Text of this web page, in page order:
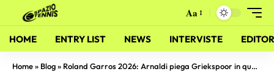
Aa
HOME ENTRY LIST NEWS INTERVISTE
Home» Blog» Roland Garros 2026: Arnaldi piega Griekspoor in quattro set e vola al secondo turno